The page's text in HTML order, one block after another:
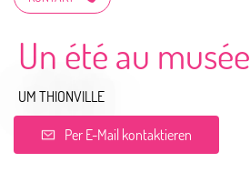
Un été au musée
UM THIONVILLE
Per E-Mail kontaktieren